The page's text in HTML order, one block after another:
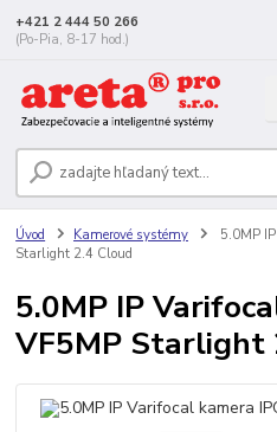
+421 2 444 50 266
(Po-Pia, 8-17 hod.)
Úvod Kamerové systémy
5.0MP
Starlight 2.4 Cloud
5.0MP IP
VF5MP Starlight